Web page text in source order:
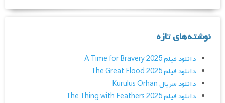
نوشته‌های تازه
دانلود فیلم A Time for Bravery 2025
دانلود فیلم The Great Flood 2025
دانلود سریال Kurulus Orhan
دانلود فیلم The Thing with Feathers 2025